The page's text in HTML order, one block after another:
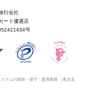
行会社
ード優遇店
号
テムの開発・保守・運用業務 （東京支